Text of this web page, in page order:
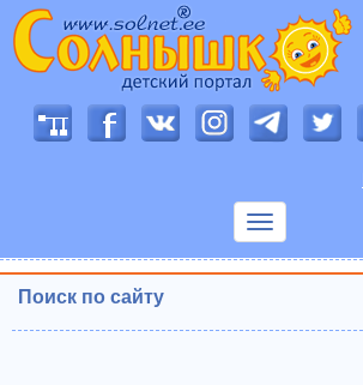
Показать
Поиск по сайту